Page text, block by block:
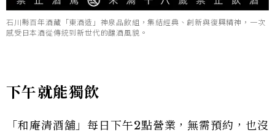
石川縣百年酒藏「東酒造」神泉品飲組，集結經典、創新與復興精神，一次
感受日本酒從傳統到新世代的釀酒風貌。
下午就能獨飲
「和庵清酒舖」每日下午2點營業，無需預約，也沒